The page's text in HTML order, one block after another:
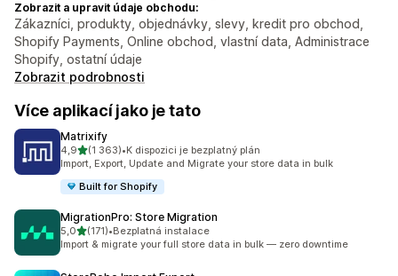
Zobrazit a upravit údaje obchodu:
Zákazníci, produkty, objednávky, slevy, kredit pro obchod,
Shopify Payments, Online obchod, vlastní data, Administrace
Shopify, ostatní údaje
Zobrazit podrobnosti
Více aplikací jako je tato
Matrixify
4,9z 5 hvězd
(1 363)
Celkový počet recenzí: 1363
•K dispozici je bezplatný plán
Import, Export, Update and Migrate your store data in bulk
Built for Shopify
MigrationPro: Store Migration
5,0z 5 hvězd
(171)
Celkový počet recenzí: 171
•Bezplatná instalace
Import & migrate your full store data in bulk — zero downtime